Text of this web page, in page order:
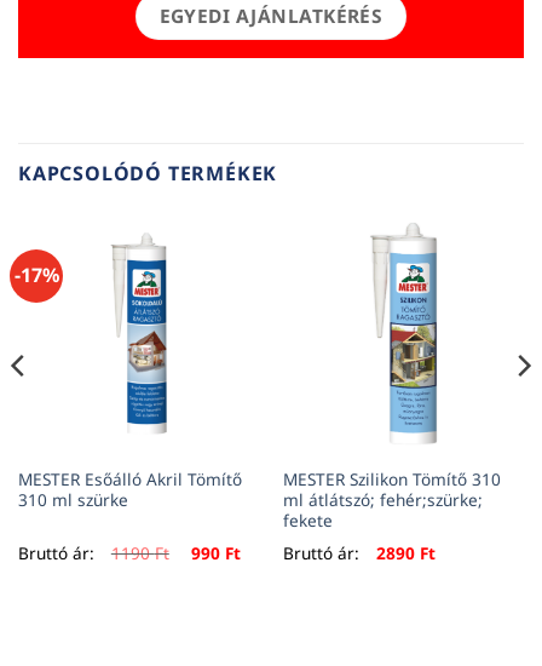
EGYEDI AJÁNLATKÉRÉS
KAPCSOLÓDÓ TERMÉKEK
-17%
MESTER Esőálló Akril Tömítő
310 ml szürke
Bruttó ár: 1190Ft Original
price
990 FtCurrent
MESTER Szilikon Tömítő 310
ml átlátszó; fehér;szürke;
fekete
Bruttó ár:
2890 Ft